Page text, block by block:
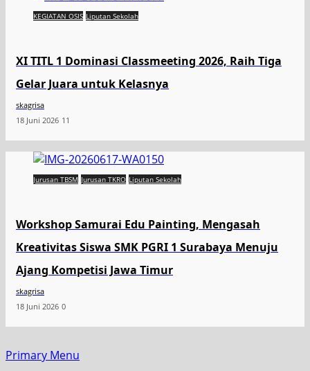
KEGIATAN OSIS Liputan Sekolah
XI TITL 1 Dominasi Classmeeting 2026, Raih Tiga
Gelar Juara untuk Kelasnya
skagrisa
18 Juni 2026 11
Jurusan TBSM Jurusan TKRO Liputan Sekolah
Workshop Samurai Edu Painting, Mengasah
Kreativitas Siswa SMK PGRI 1 Surabaya Menuju
Ajang Kompetisi Jawa Timur
skagrisa
18 Juni 2026 0
Primary Menu